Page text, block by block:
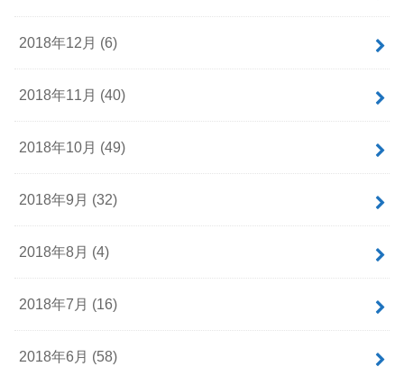
2018年12月 (6)
2018年11月 (40)
2018年10月 (49)
2018年9月 (32)
2018年8月 (4)
2018年7月 (16)
2018年6月 (58)